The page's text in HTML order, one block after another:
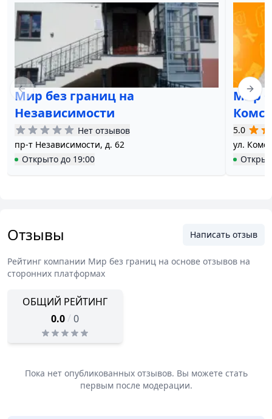
Мир без границ на
Независимости
Нет отзывов
пр-т Независимости, д. 62
Открыто до 19:00
Мир
5.0
ул.
Previous slide Next
Отзывы Написать отзыв
Рейтинг компании Мир без границ на основе отзывов на
сторонних платформах
ОБЩИЙ РЕЙТИНГ
0.0 / 0
Пока нет опубликованных отзывов. Вы можете стать
первым после модерации.